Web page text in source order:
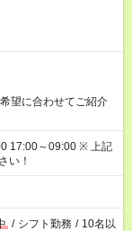
望に合わせてご紹介
～09:00 ※ 上記
い！
/ シフト勤務 / 10名以